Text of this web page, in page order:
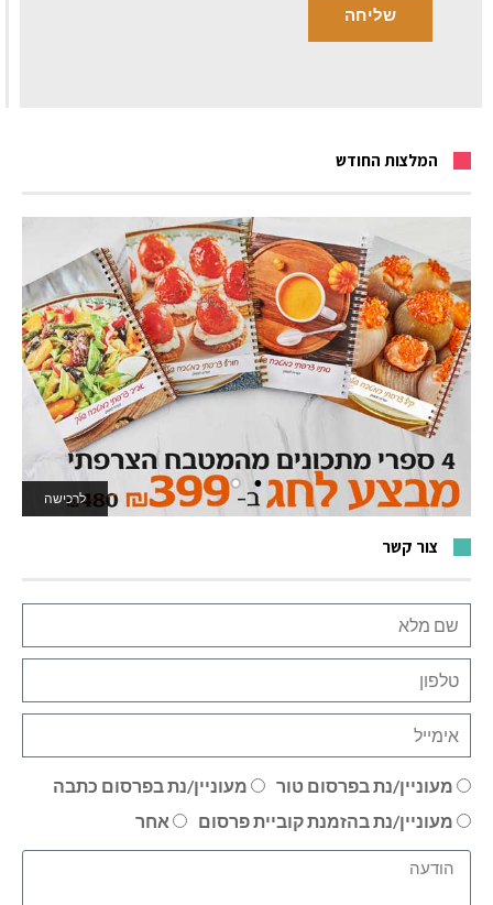
המלצות החודש
לרכישה
לאתר המשחקים
צור קשר
מעוניין/נת בפרסום טור
מעוניין/נת בפרסום כתבה
מעוניין/נת בהזמנת קוביית פרסום
אחר